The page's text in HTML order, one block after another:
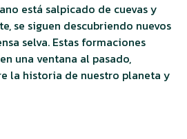
está salpicado de cuevas y
se siguen descubriendo nuevos
selva. Estas formaciones
una ventana al pasado,
la historia de nuestro planeta y